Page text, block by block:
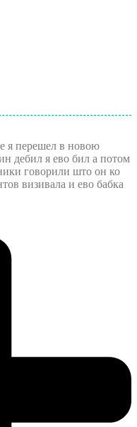
я перешел в новою
дебил я ево бил а потом
говорили што он ко
визивала и ево бабка